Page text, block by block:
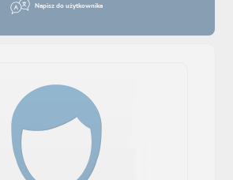
Napisz do użytkownika